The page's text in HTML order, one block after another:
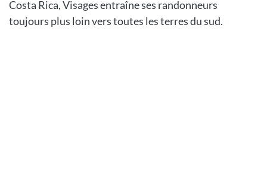
Costa Rica, Visages entraîne ses randonneurs
toujours plus loin vers toutes les terres du sud.